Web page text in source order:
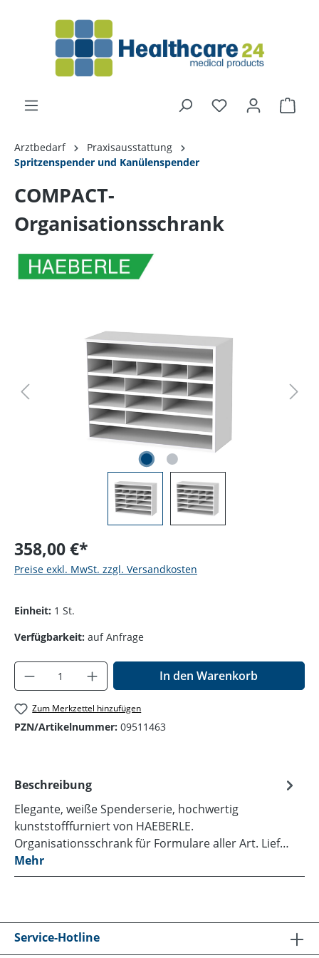
Arztbedarf
Praxisausstattung
Spritzenspender und Kanülenspender
COMPACT-
Organisationsschrank
358,00 €*
Preise exkl. MwSt. zzgl. Versandkosten
Einheit: 1 St.
Verfügbarkeit: auf Anfrage
Produkt Anzahl: Gib den gewünschten
In den Warenkorb
Zum Merkzettel hinzufügen
PZN/Artikelnummer: 09511463
Beschreibung
Elegante, weiße Spenderserie, hochwertig
kunststofffurniert von HAEBERLE.
Organisationsschrank für Formulare aller Art. Lief…
Mehr
Service-Hotline